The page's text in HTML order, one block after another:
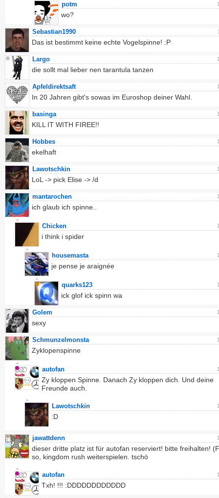
potm
wo?
Sebastian1990
Das ist bestimmt keine echte Vogelspinne! :P
Largo
die sollt mal lieber nen tarantula tanzen
Apfeldirektsaft
In 20 Jahren gibt's sowas im Euroshop deiner Wahl.
basinga
KILL IT WITH FIREE!!
Hobbes
ekelhaft
Lawotschkin
LoL -> pick Elise -> /d
mantarochen
ich glaub ich spinne..
Chicken
i think i spider
housemasta
je pense je araignée
quarks123
ick glof ick spinn wa
Golem
sexy
Schmunzelmonsta
Zyklopenspinne
autofan
Zy kloppen Spinne. Danach Zy kloppen dich. Und deine
Freunde auch.
Lawotschkin
:D
jawattdenn
dieser dritte platz ist für autofan reserviert! bitte freihalten!
so, kingdom rush weiterspielen. tschö
autofan
Txh! !!! :DDDDDDDDDDDD